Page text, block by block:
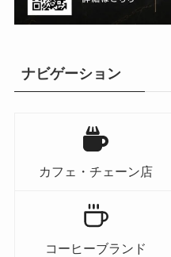
ナビゲーション
カフェ・チェーン店
コーヒーブランド